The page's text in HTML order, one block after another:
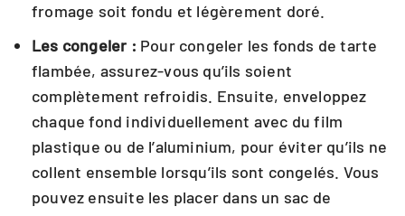
fromage soit fondu et légèrement doré.
Les congeler : Pour congeler les fonds de tarte
flambée, assurez-vous qu’ils soient
complètement refroidis. Ensuite, enveloppez
chaque fond individuellement avec du film
plastique ou de l’aluminium, pour éviter qu’ils ne
collent ensemble lorsqu’ils sont congelés. Vous
pouvez ensuite les placer dans un sac de